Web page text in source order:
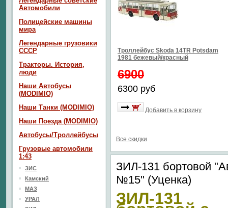
Троллейбус Skoda 14TR Potsdam
1981 бежевый/красный
6900
6300 руб
Добавить в корзину
Все скидки
ЗИЛ-131 бортовой
№15" (Уценка)
ЗИЛ-131
Автомобили
Полицейские машины
мира
Легендарные грузовики
СССР
Тракторы. История,
люди
Наши Автобусы
(MODIMIO)
Наши Танки (MODIMIO)
Наши Поезда (MODIMIO)
Автобусы/Троллейбусы
Грузовые автомобили
1:43
ЗИС
Камский
МАЗ
УРАЛ